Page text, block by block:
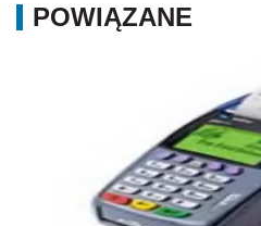
POWIĄZANE